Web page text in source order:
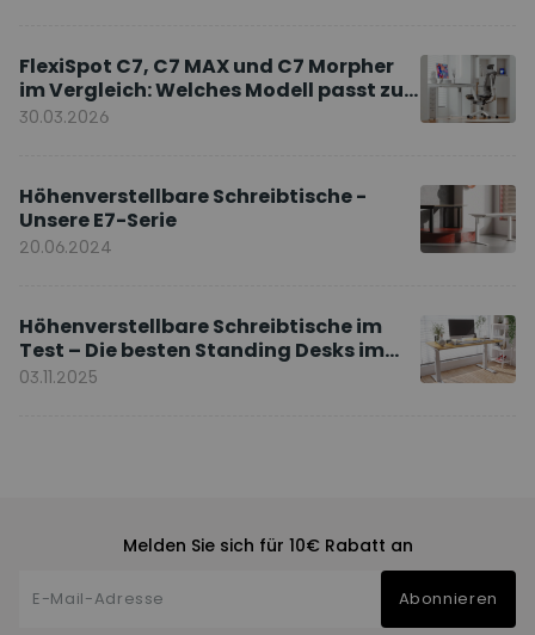
FlexiSpot C7, C7 MAX und C7 Morpher
im Vergleich: Welches Modell passt zu
Ihnen?
30.03.2026
Höhenverstellbare Schreibtische -
Unsere E7-Serie
20.06.2024
Höhenverstellbare Schreibtische im
Test – Die besten Standing Desks im
Vergleich
03.11.2025
Melden Sie sich für 10€ Rabatt an
Abonnieren